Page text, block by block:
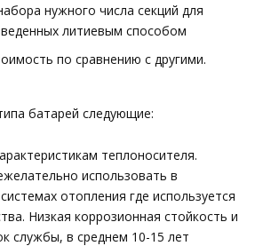
нужного числа секций для
литиевым способом
по сравнению с другими.
батарей следующие:
теплоносителя.
использовать в
отопления где используется
Низкая коррозионная стойкость и
службы, в среднем 10-15 лет